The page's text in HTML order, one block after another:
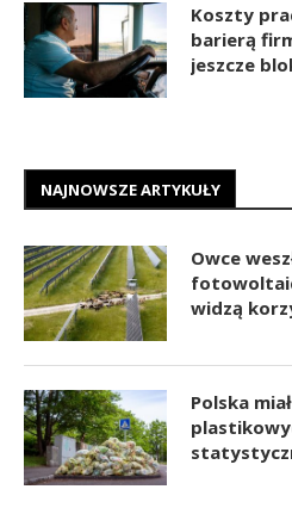
Koszty
barierą
jeszcze
NAJNOWSZE ARTYKUŁY
Owce
widzą
Polska